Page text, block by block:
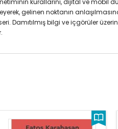
kurallarını, dijital ve mobil
gelinen noktanın
Damıtılmış bilgi ve içgörüler